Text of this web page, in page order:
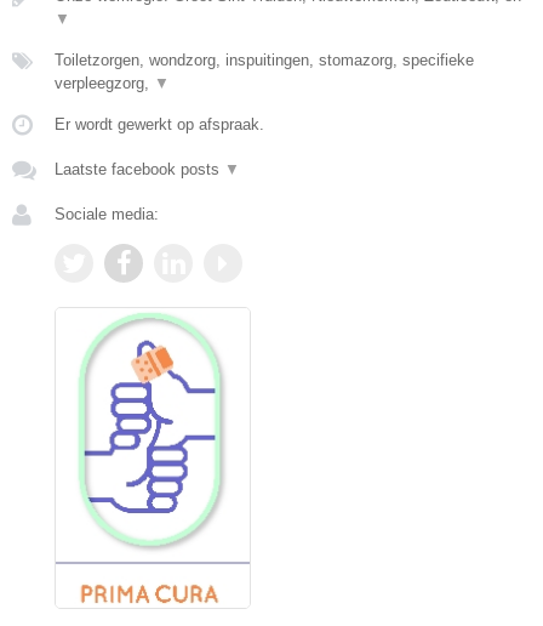
▼
Toiletzorgen, wondzorg, inspuitingen, stomazorg, specifieke
verpleegzorg, ▼
Er wordt gewerkt op afspraak.
Laatste facebook posts ▼
Sociale media: